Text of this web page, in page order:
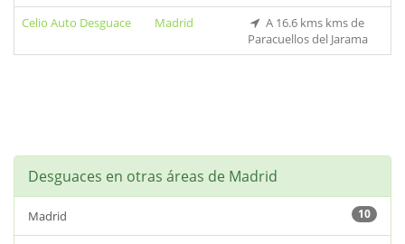
Celio Auto Desguace
Madrid
A 16.6 kms kms de
Paracuellos del Jarama
Desguaces en otras áreas de Madrid
Madrid 10